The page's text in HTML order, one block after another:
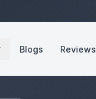
Blogs Reviews